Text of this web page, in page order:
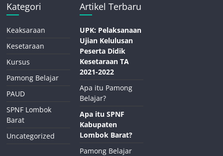
Kategori
Keaksaraan
Kesetaraan
Kursus
Pamong Belajar
PAUD
SPNF Lombok
Barat
Uncategorized
Artikel Terbaru
UPK: Pelaksanaan
Ujian Kelulusan
Peserta Didik
Kesetaraan TA
2021-2022
Apa itu Pamong
Belajar?
Apa itu SPNF
Kabupaten
Lombok Barat?
Pamong Belajar